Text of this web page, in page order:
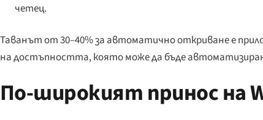
четец.
Таванът от 30–40% за автоматично откриване е
на достъпността, коятоможеда бъде
По-широкият принос на